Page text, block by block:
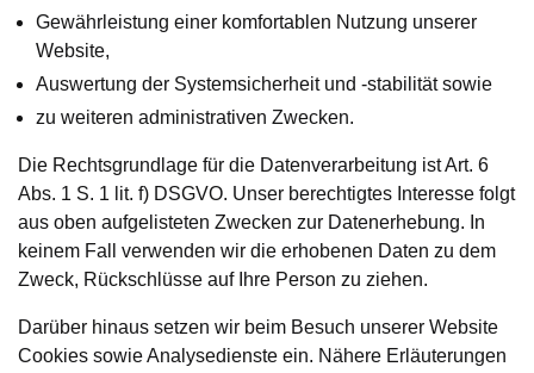
Gewährleistung einer komfortablen Nutzung unserer
Website,
Auswertung der Systemsicherheit und -stabilität sowie
zu weiteren administrativen Zwecken.
Die Rechtsgrundlage für die Datenverarbeitung ist Art. 6
Abs. 1 S. 1 lit. f) DSGVO. Unser berechtigtes Interesse folgt
aus oben aufgelisteten Zwecken zur Datenerhebung. In
keinem Fall verwenden wir die erhobenen Daten zu dem
Zweck, Rückschlüsse auf Ihre Person zu ziehen.
Darüber hinaus setzen wir beim Besuch unserer Website
Cookies sowie Analysedienste ein. Nähere Erläuterungen